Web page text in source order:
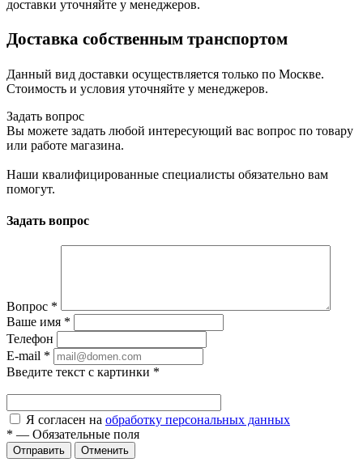
доставки уточняйте у менеджеров.
Доставка собственным транспортом
Данный вид доставки осуществляется только по Москве.
Стоимость и условия уточняйте у менеджеров.
Задать вопрос
Вы можете задать любой интересующий вас вопрос по товару
или работе магазина.
Наши квалифицированные специалисты обязательно вам
помогут.
Задать вопрос
Вопрос *
Ваше имя *
Телефон
E-mail *
Введите текст с картинки *
Я согласен на обработку персональных данных
* — Обязательные поля
Отправить Отменить